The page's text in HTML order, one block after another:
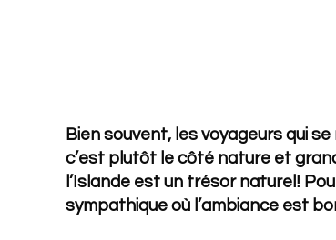
Bien souvent, les voyageurs qui
c’est plutôt le côté nature et
l’Islande est un trésor naturel!
sympathique où l’ambiance est